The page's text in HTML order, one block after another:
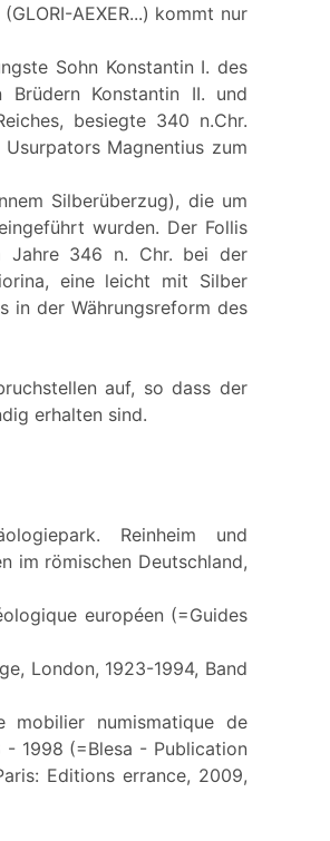
AEXER...) kommt nur
Sohn Konstantin I. des
Konstantin II. und
besiegte 340 n.Chr.
Magnentius zum
Silberüberzug), die um
wurden. Der Follis
Jahre 346 n. Chr. bei der
eine leicht mit Silber
in der Währungsreform des
auf, so dass der
erhalten sind.
Reinheim und
im römischen Deutschland,
européen (=Guides
London, 1923-1994, Band
mobilier numismatique de
1998 (=Blesa - Publication
Editions errance, 2009,